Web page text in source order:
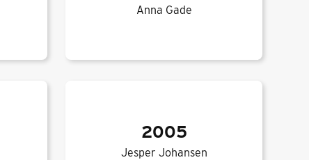
Anna Gade
2005
Jesper Johansen